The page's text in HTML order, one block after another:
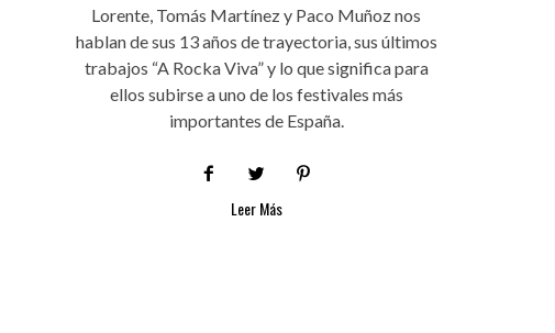
Lorente, Tomás Martínez y Paco Muñoz nos
hablan de sus 13 años de trayectoria, sus últimos
trabajos “A Rocka Viva” y lo que significa para
ellos subirse a uno de los festivales más
importantes de España.
Leer Más